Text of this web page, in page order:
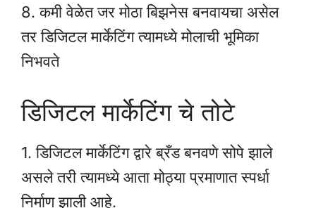
8. कमी वेळेत जर मोठा बिझनेस बनवायचा असेल
तर डिजिटल मार्केटिंग त्यामध्ये मोलाची भूमिका
निभवते
डिजिटल मार्केटिंग चे तोटे
1. डिजिटल मार्केटिंग द्वारे ब्रँड बनवणे सोपे झाले
असले तरी त्यामध्ये आता मोठ्या प्रमाणात स्पर्धा
निर्माण झाली आहे.